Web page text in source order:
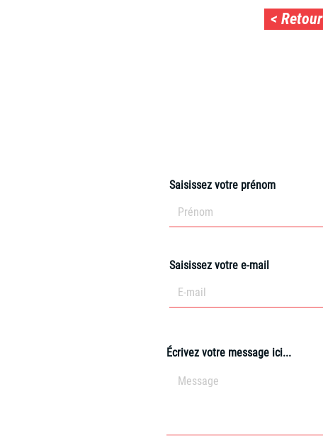
< Retour
Saisissez votre prénom
Saisissez votre e-mail
Écrivez votre message ici...